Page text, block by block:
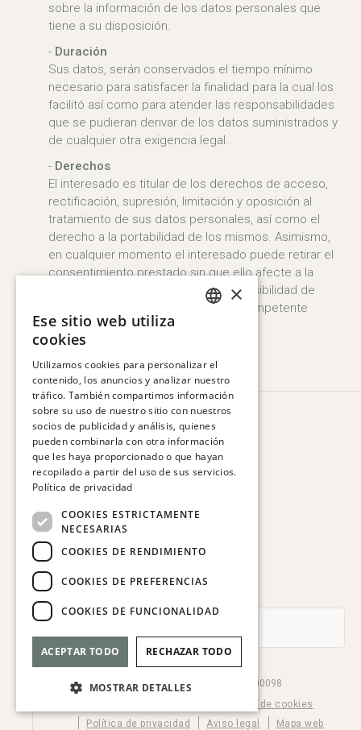
sobre la información de los datos personales que
tiene a su disposición.
Duración
Sus datos, serán conservados el tiempo mínimo
necesario para satisfacer la finalidad para la cual los
facilitó así como para atender las responsabilidades
que se pudieran derivar de los datos suministrados y
de cualquier otra exigencia legal.
Derechos
El interesado es titular de los derechos de acceso,
rectificación, supresión, limitación y oposición al
tratamiento de sus datos personales, así como el
derecho a la portabilidad de los mismos. Asimismo,
en cualquier momento el interesado puede retirar el
consentimiento prestado sin que ello afecte a la
licitud del tratamiento, así como la posibilidad de
acudir ante la autoridad de control competente
(AEPD).
HOTEL VIA AUGUSTA
Via Augusta, 63.
08006 Barcelona. España
T: +34 932 179 250
SUSCRÍBASE A LA NEWSLETTER
© Hotel Via Augusta 2026. HB-000098
Política de cookies
Política de privacidad
Aviso legal Mapa web
CATALAN
FRENCH
GERMAN
ITALIAN
×
Ese sitio web utiliza
cookies
Utilizamos cookies para personalizar el
contenido, los anuncios y analizar nuestro
tráfico. También compartimos información
sobre su uso de nuestro sitio con nuestros
socios de publicidad y análisis, quienes
pueden combinarla con otra información
que les haya proporcionado o que hayan
recopilado a partir del uso de sus servicios.
Política de privacidad
COOKIES ESTRICTAMENTE
NECESARIAS
COOKIES DE RENDIMIENTO
COOKIES DE PREFERENCIAS
COOKIES DE FUNCIONALIDAD
ACEPTAR TODO RECHAZAR TODO
MOSTRAR DETALLES